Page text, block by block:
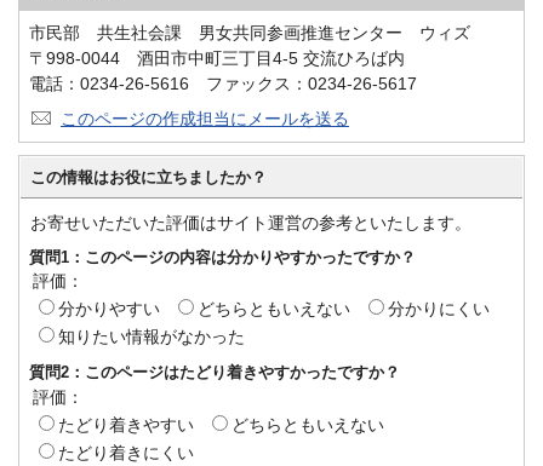
市民部 共生社会課 男女共同参画推進センター ウィズ
〒998-0044 酒田市中町三丁目4-5 交流ひろば内
電話：0234-26-5616 ファックス：0234-26-5617
このページの作成担当にメールを送る
この情報はお役に立ちましたか？
お寄せいただいた評価はサイト運営の参考といたします。
質問1：このページの内容は分かりやすかったですか？
評価：
分かりやすい
どちらともいえない
分かりにくい
知りたい情報がなかった
質問2：このページはたどり着きやすかったですか？
評価：
たどり着きやすい
どちらともいえない
たどり着きにくい